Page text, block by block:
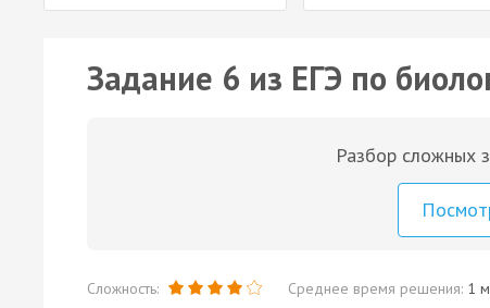
Задание 6 из ЕГЭ по
Разбор сложных
Сложность: Среднее время решения: 1